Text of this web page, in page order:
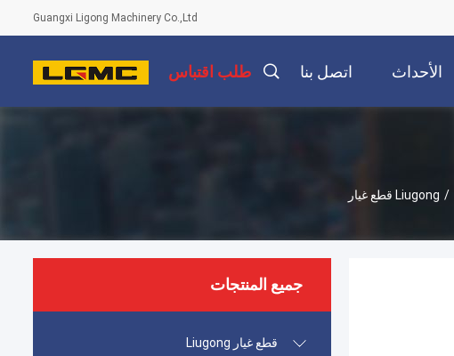
Guangxi Ligong Machinery Co.,Ltd
الأحداث اتصل بنا طلب اقتباس
/
جميع المنتجات
قطع غيار Liugong